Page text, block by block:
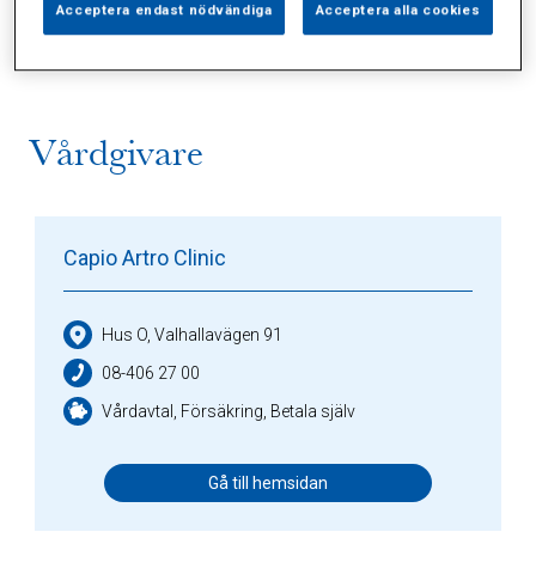
Sidor (0) Press (0) Sophianytt (0)
Vårdgivare
Capio Artro Clinic
Hus O, Valhallavägen 91
08-406 27 00
Vårdavtal, Försäkring, Betala själv
Gå till hemsidan
Acceptera endast nödvändiga Acceptera alla cookies